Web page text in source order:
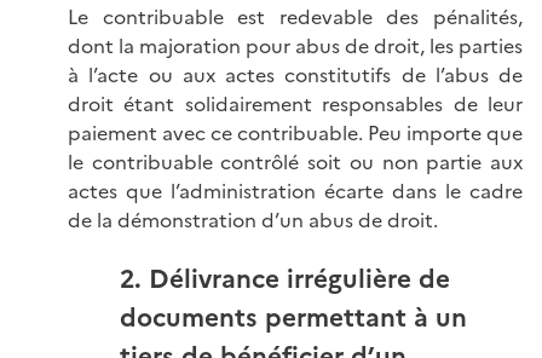
Le contribuable est redevable des pénalités,
dont la majoration pour abus de droit, les parties
à l’acte ou aux actes constitutifs de l’abus de
droit étant solidairement responsables de leur
paiement avec ce contribuable. Peu importe que
le contribuable contrôlé soit ou non partie aux
actes que l’administration écarte dans le cadre
de la démonstration d’un abus de droit.
2. Délivrance irrégulière de
documents permettant à un